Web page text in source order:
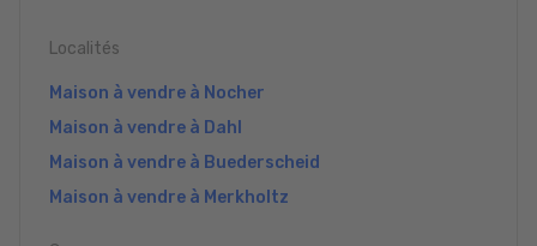
Localités
Maison à vendre à Nocher
Maison à vendre à Dahl
Maison à vendre à Buederscheid
Maison à vendre à Merkholtz